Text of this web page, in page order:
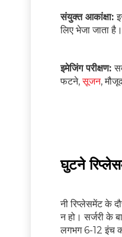
संयुक्त आकांक्षा:
लिए भेजा जाता
इमेजिंग परीक्षण:
फटने,सूजन,
घुटने
नी रिप्लेसमेंट के
न हो। सर्जरी के
लगभग 6-12 इंच